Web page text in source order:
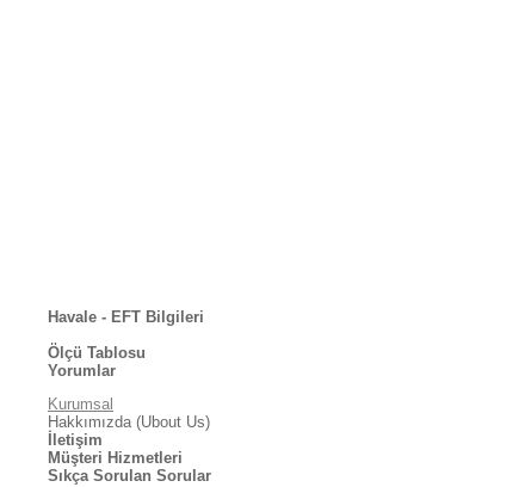
Havale - EFT Bilgileri
Ölçü Tablosu
Yorumlar
Kurumsal
Hakkımızda (Ubout Us)
İletişim
Müşteri Hizmetleri
Sıkça Sorulan Sorular